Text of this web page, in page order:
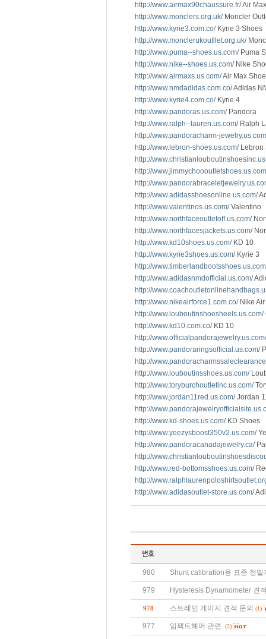
http://www.airmax90chaussure.fr/Air
http://www.monclers.org.uk/Moncler
http://www.kyrie3.com.co/Kyrie 3 Shoes
http://www.monclerukoutllet.org.uk/
http://www.puma--shoes.us.com/Puma
http://www.nike--shoes.us.com/Nike
http://www.airmaxs.us.com/Air Max
http://www.nmdadidas.com.co/Adidas
http://www.kyrie4.com.co/Kyrie 4
http://www.pandoras.us.com/Pandora
http://www.ralph--lauren.us.com/Ralph
http://www.pandoracharm-
http://www.lebron-shoes.us.com/Lebron
http://
http://
http://
http://www.adidasshoesonline.us.com/
http://www.valentinos.us.com/Valentino
http://www.northfaceoutletoff.us.com/
http://www.northfacesjackets.us.com/
http://www.kd10shoes.us.com/KD 10
http://www.kyrie3shoes.us.com/Kyrie 3
http://
http://www.adidasnmdofficial.us.com/
http://
http://www.nikeairforce1.com.co/Nike Air
http://www.louboutinshoesheels.us.com/
http://www.kd10.com.co/KD 10
http://www.officialpandorajewelry.us.com/
http://www.pandoraringsofficial.us.com/
http://
http://www.louboutinsshoes.us.com/
http://www.toryburchoutletinc.us.com/
http://www.jordan11red.us.com/Jordan
http://
http://www.kd-shoes.us.com/KD Shoes
http://www.yeezysboost350v2.us.com/
http://www.pandoracanadajewelry.ca/
http://
http://www.red-bottomsshoes.us.com/
http://
http://www.adidasoutlet-store.us.com/
980 Shunt calibration용 표준 정
979 Hysteresis Dynamometer 견
978 스트레인 게이지 견적 문의 (1)
977 임팩트해머 관련. (2)